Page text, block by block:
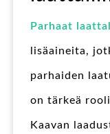
Parhaat
lisäaineita,
parhaiden
on tärkeä
Kaavan